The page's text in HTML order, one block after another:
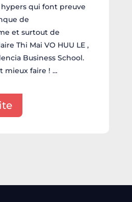
qui font preuve
de
et surtout de
Thi Mai VO HUU LE ,
Business School.
mieux faire ! …